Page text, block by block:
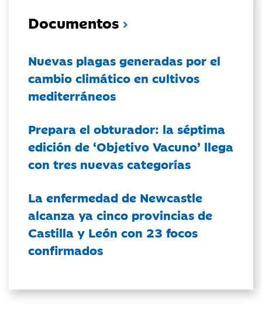
Documentos
Nuevas plagas generadas por el
cambio climático en cultivos
mediterráneos
Prepara el obturador: la séptima
edición de ‘Objetivo Vacuno’ llega
con tres nuevas categorías
La enfermedad de Newcastle
alcanza ya cinco provincias de
Castilla y León con 23 focos
confirmados